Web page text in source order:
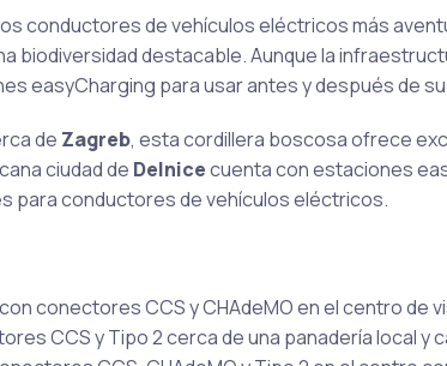
conductores de vehículos eléctricos más
biodiversidad destacable. Aunque la
easyCharging para usar antes y después de
de Zagreb, esta cordillera boscosa ofrece
ciudad de Delnicecuenta con estaciones
para conductores de vehículos eléctricos.
conectores CCS y CHAdeMO en el centro de
CCS y Tipo 2 cerca de una panadería local y